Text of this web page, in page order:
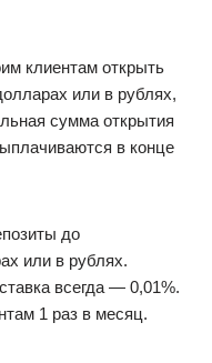
клиентам открыть
или в рублях,
сумма открытия
в конце
до
или в рублях.
всегда — 0,01%.
1 раз в месяц.